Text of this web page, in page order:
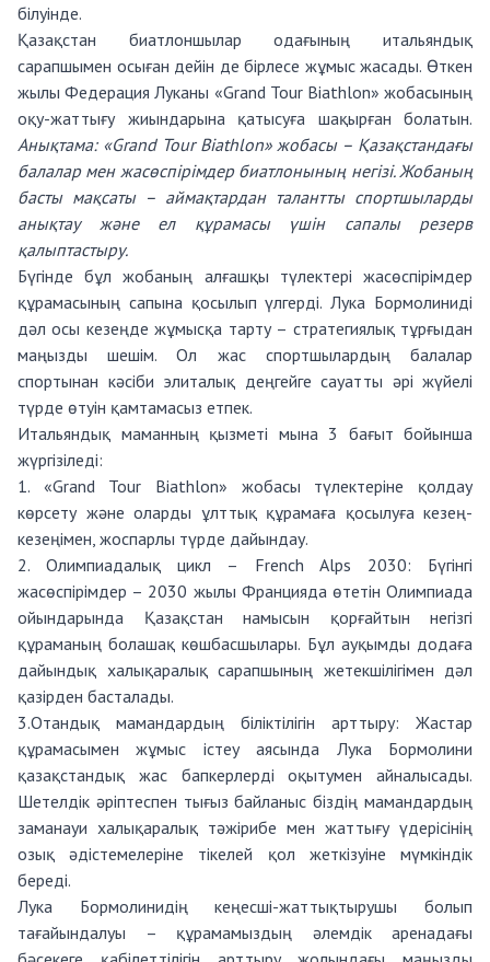
білуінде.
Қазақстан биатлоншылар одағының итальяндық
сарапшымен осыған дейін де бірлесе жұмыс жасады. Өткен
жылы Федерация Луканы «Grand Tour Biathlon» жобасының
оқу-жаттығу жиындарына қатысуға шақырған болатын.
Анықтама: «Grand Tour Biathlon» жобасы – Қазақстандағы
балалар мен жасөспірімдер биатлонының негізі. Жобаның
басты мақсаты – аймақтардан талантты спортшыларды
анықтау және ел құрамасы үшін сапалы резерв
қалыптастыру.
Бүгінде бұл жобаның алғашқы түлектері жасөспірімдер
құрамасының сапына қосылып үлгерді. Лука Бормолиниді
дәл осы кезеңде жұмысқа тарту – стратегиялық тұрғыдан
маңызды шешім. Ол жас спортшылардың балалар
спортынан кәсіби элиталық деңгейге сауатты әрі жүйелі
түрде өтуін қамтамасыз етпек.
Итальяндық маманның қызметі мына 3 бағыт бойынша
жүргізіледі:
1. «Grand Tour Biathlon» жобасы түлектеріне қолдау
көрсету және оларды ұлттық құрамаға қосылуға кезең-
кезеңімен, жоспарлы түрде дайындау.
2. Олимпиадалық цикл – French Alps 2030: Бүгінгі
жасөспірімдер – 2030 жылы Францияда өтетін Олимпиада
ойындарында Қазақстан намысын қорғайтын негізгі
құраманың болашақ көшбасшылары. Бұл ауқымды додаға
дайындық халықаралық сарапшының жетекшілігімен дәл
қазірден басталады.
3.Отандық мамандардың біліктілігін арттыру: Жастар
құрамасымен жұмыс істеу аясында Лука Бормолини
қазақстандық жас бапкерлерді оқытумен айналысады.
Шетелдік әріптеспен тығыз байланыс біздің мамандардың
заманауи халықаралық тәжірибе мен жаттығу үдерісінің
озық әдістемелеріне тікелей қол жеткізуіне мүмкіндік
береді.
Лука Бормолинидің кеңесші-жаттықтырушы болып
тағайындалуы – құрамамыздың әлемдік аренадағы